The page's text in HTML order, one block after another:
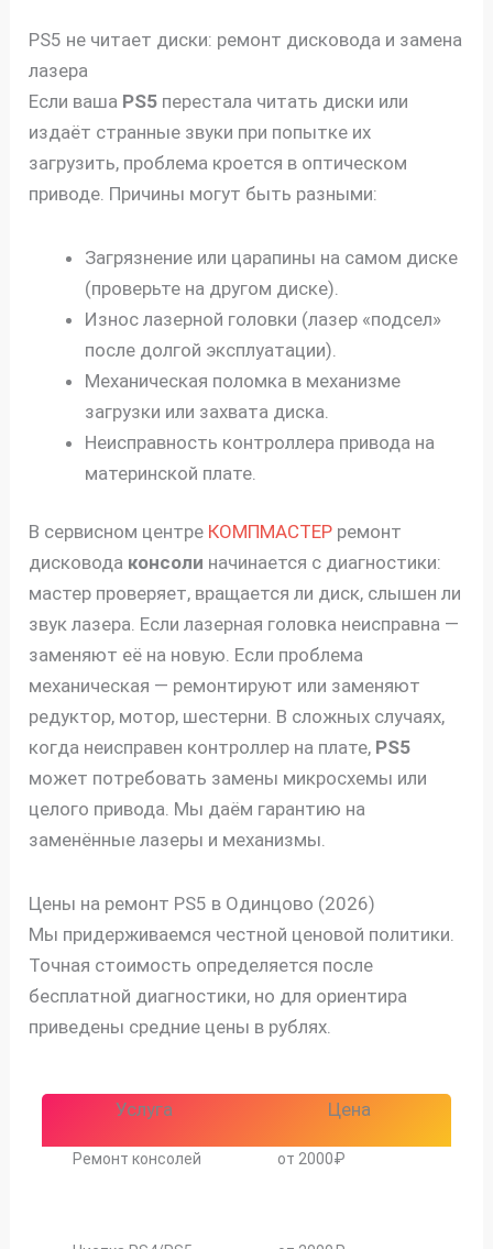
PS5 не читает диски: ремонт дисковода и замена
лазера
Если ваша PS5 перестала читать диски или
издаёт странные звуки при попытке их
загрузить, проблема кроется в оптическом
приводе. Причины могут быть разными:
Загрязнение или царапины на самом диске
(проверьте на другом диске).
Износ лазерной головки (лазер «подсел»
после долгой эксплуатации).
Механическая поломка в механизме
загрузки или захвата диска.
Неисправность контроллера привода на
материнской плате.
В сервисном центре КОМПМАСТЕР ремонт
дисковода консоли начинается с диагностики:
мастер проверяет, вращается ли диск, слышен ли
звук лазера. Если лазерная головка неисправна —
заменяют её на новую. Если проблема
механическая — ремонтируют или заменяют
редуктор, мотор, шестерни. В сложных случаях,
когда неисправен контроллер на плате, PS5
может потребовать замены микросхемы или
целого привода. Мы даём гарантию на
заменённые лазеры и механизмы.
Цены на ремонт PS5 в Одинцово (2026)
Мы придерживаемся честной ценовой политики.
Точная стоимость определяется после
бесплатной диагностики, но для ориентира
приведены средние цены в рублях.
Услуга Цена
Ремонт консолей от 2000₽
30%